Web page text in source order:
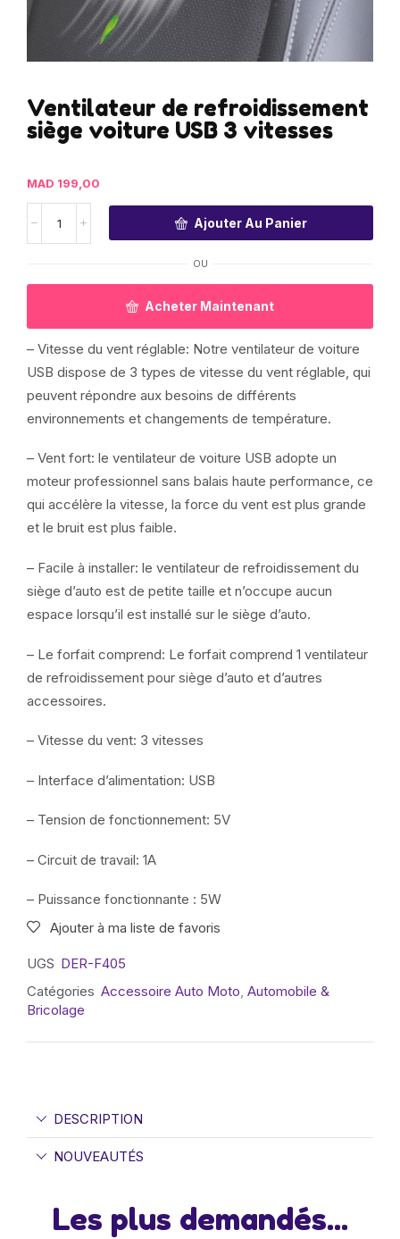
Ventilateur de refroidissement
siège voiture USB 3 vitesses
MAD 199,00
Ajouter Au Panier
OU
Acheter Maintenant
– Vitesse du vent réglable: Notre ventilateur de voiture
USB dispose de 3 types de vitesse du vent réglable, qui
peuvent répondre aux besoins de différents
environnements et changements de température.
– Vent fort: le ventilateur de voiture USB adopte un
moteur professionnel sans balais haute performance, ce
qui accélère la vitesse, la force du vent est plus grande
et le bruit est plus faible.
– Facile à installer: le ventilateur de refroidissement du
siège d’auto est de petite taille et n’occupe aucun
espace lorsqu’il est installé sur le siège d’auto.
– Le forfait comprend: Le forfait comprend 1 ventilateur
de refroidissement pour siège d’auto et d’autres
accessoires.
– Vitesse du vent: 3 vitesses
– Interface d’alimentation: USB
– Tension de fonctionnement: 5V
– Circuit de travail: 1A
– Puissance fonctionnante : 5W
Ajouter à ma liste de favoris
UGS DER-F405
Catégories Accessoire Auto Moto, Automobile &
Bricolage
DESCRIPTION
NOUVEAUTÉS
Les plus demandés...